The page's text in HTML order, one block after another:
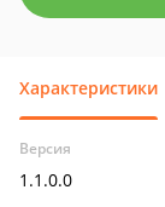
Характеристики
Версия
1.1.0.0